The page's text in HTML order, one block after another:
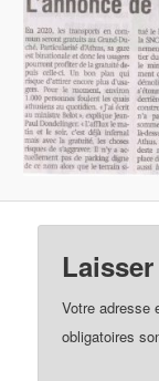
Votre adresse
obligatoires